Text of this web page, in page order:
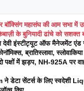
बॉक्सिंग महासंघ की आम सभा में
के बुनियादी ढांचे को सशक्त
देवी इंस्टीट्यूट ऑफ मैनेजमेंट एंड
ब्रातिस्लावा,
रणनीतियों पर एक दिवसीय
पक्षों में झड़प, NH-925A पर
डेटा सेंटर्स के लिए स्वदेशी